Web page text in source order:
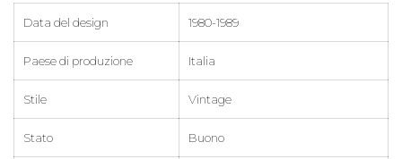
Data del design 1980-1989
Paese di produzione Italia
Stile Vintage
Stato Buono